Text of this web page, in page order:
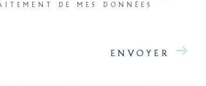
DE MES DONNÉES
ENVOYER